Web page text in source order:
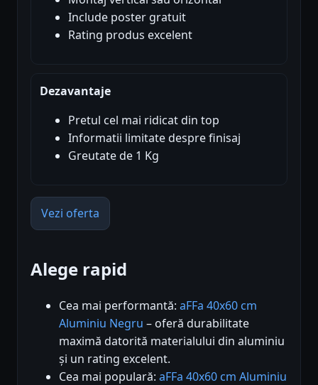
Include poster gratuit
Rating produs excelent
Dezavantaje
Pretul cel mai ridicat din top
Informatii limitate despre finisaj
Greutate de 1 Kg
Vezi oferta
Alege rapid
Cea mai performantă: aFFa 40x60 cm
Aluminiu Negru – oferă durabilitate
maximă datorită materialului din aluminiu
și un rating excelent.
Cea mai populară: aFFa 40x60 cm Aluminiu